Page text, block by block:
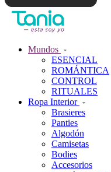
Mundos
ESENCIAL
ROMÁNTICA
CONTROL
RITUALES
Ropa Interior
Brasieres
Panties
Algodón
Camisetas
Bodies
Accesorios